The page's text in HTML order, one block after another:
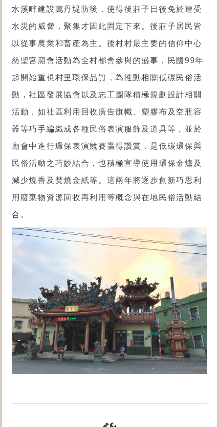
水溪畔建設萬丹堤防後，使得後莊子日後免於遭受
水災的威脅，聚集才因此固定下來。後莊子居民皆
以從事農業和畜產為主。後村村最主要的信仰中心
慈聖宮廟會活動為全村都會參與的盛事，民國99年
起開始重視村里環保品質，為推動相關低碳民俗活
動，社區發展協會以及志工團隊積極規劃設計相關
活動，如社區利用回收廣告旗幟、塑膠布及空瓶容
器等巧手編織成各種民俗表演服飾及道具等，並於
廟會中進行環保表演競賽贏得讚賞，是低碳環保與
民俗活動之巧妙結合，也積極宣導使用 環保金爐 及
減少燒香及焚燒金紙等。這兩年將逐步創新巧思利
用廢棄物資源回收再利用等概念與在地民俗活動結
合。